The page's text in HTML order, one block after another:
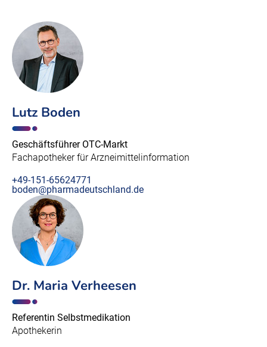
Lutz Boden
Geschäftsführer OTC-Markt
Fachapotheker für Arzneimittelinformation
+49-151-65624771
boden@pharmadeutschland.de
Dr. Maria Verheesen
Referentin Selbstmedikation
Apothekerin